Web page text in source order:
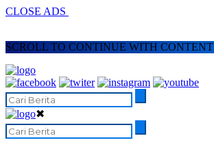
CLOSE ADS
SCROLL TO CONTINUE WITH CONTENT
✖